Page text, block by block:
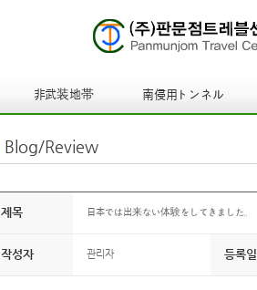
非武装地帯 南侵用トンネル
Blog/Review
제목 日本では出来ない体験をしてきました。
작성자 관리자 등록일